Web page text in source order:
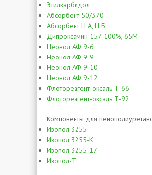
Этилкарбидол
Абсорбент 50/370
Абсорбент Н А, Н Б
Дипроксамин 157-100%, 65М
Неонол АФ 9-6
Неонол АФ 9-9
Неонол АФ 9-10
Неонол АФ 9-12
Флотореагент-оксаль Т-66
Флотореагент-оксаль Т-92
Компоненты для
Изопол 3255
Изопол 3255-К
Изопол 3255-17
Изопол-Т